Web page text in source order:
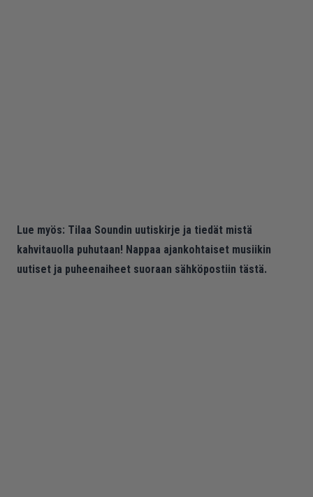
Lue myös: Tilaa Soundin uutiskirje ja tiedät mistä
kahvitauolla puhutaan! Nappaa ajankohtaiset musiikin
uutiset ja puheenaiheet suoraan sähköpostiin tästä.